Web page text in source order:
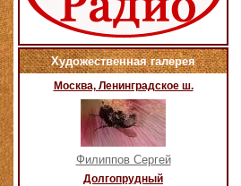
Художественная галерея
Москва, Ленинградское ш.
Филиппов Сергей
Долгопрудный